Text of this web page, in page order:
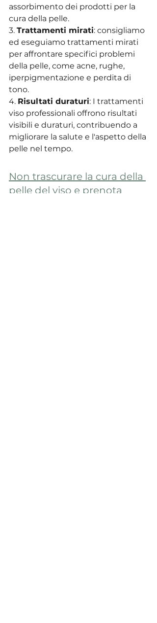
assorbimento dei prodotti per la
cura della pelle.
3. Trattamenti mirati: consigliamo
ed eseguiamo trattamenti mirati
per affrontare specifici problemi
della pelle, come acne, rughe,
iperpigmentazione e perdita di
tono.
4. Risultati duraturi: I trattamenti
viso professionali offrono risultati
visibili e duraturi, contribuendo a
migliorare la salute e l'aspetto della
pelle nel tempo.
Non trascurare la cura della
pelle del viso e prenota